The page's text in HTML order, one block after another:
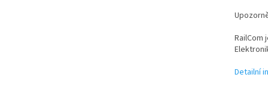
RailCom
Detailní